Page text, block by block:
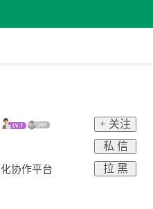
协作平台
+ 关注
私 信
拉 黑